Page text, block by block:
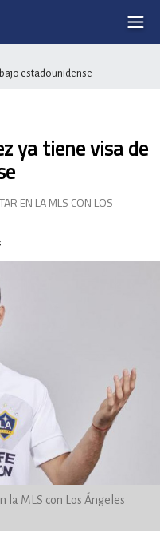
estadounidense
ya tiene visa de
EN LA MLS CON LOS
la MLS con Los Ángeles